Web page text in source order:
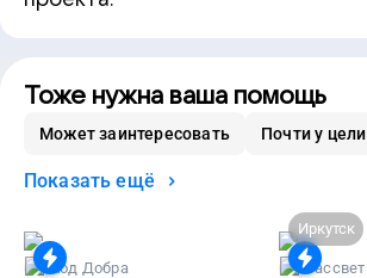
Тоже нужна ваша помощь
Может заинтересовать Почти у цели
Показать ещё
Код Добра
Иркутск
Рассвет